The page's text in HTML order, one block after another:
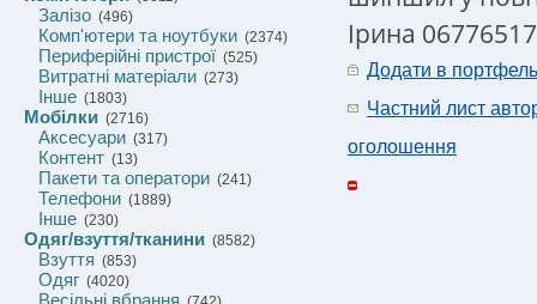
Залізо (496)
Комп'ютери та ноутбуки (2374)
Периферійні пристрої (525)
Витратні матеріали (273)
Інше (1803)
Мобілки (2716)
Аксесуари (317)
Контент (13)
Пакети та оператори (241)
Телефони (1889)
Інше (230)
Одяг/взуття/тканини (8582)
Взуття (853)
Одяг (4020)
Весільні вбрання
Ірина
Додати в портфель
Частний лист
оголошення